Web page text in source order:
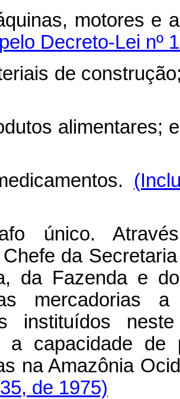
motores e
Decreto-Lei nº
de
alimentares;
único.
da
da Fazenda e
mercadorias
instituídos
a capacidade de
na Amazônia
de 1975)